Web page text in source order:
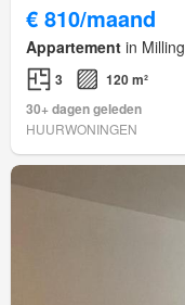
€ 810/maand
Appartement in
3
120 m²
30+ dagen geleden
HUURWONINGEN